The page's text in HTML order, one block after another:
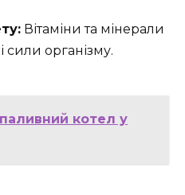
Вітаміни та мінерали
сили організму.
котел у